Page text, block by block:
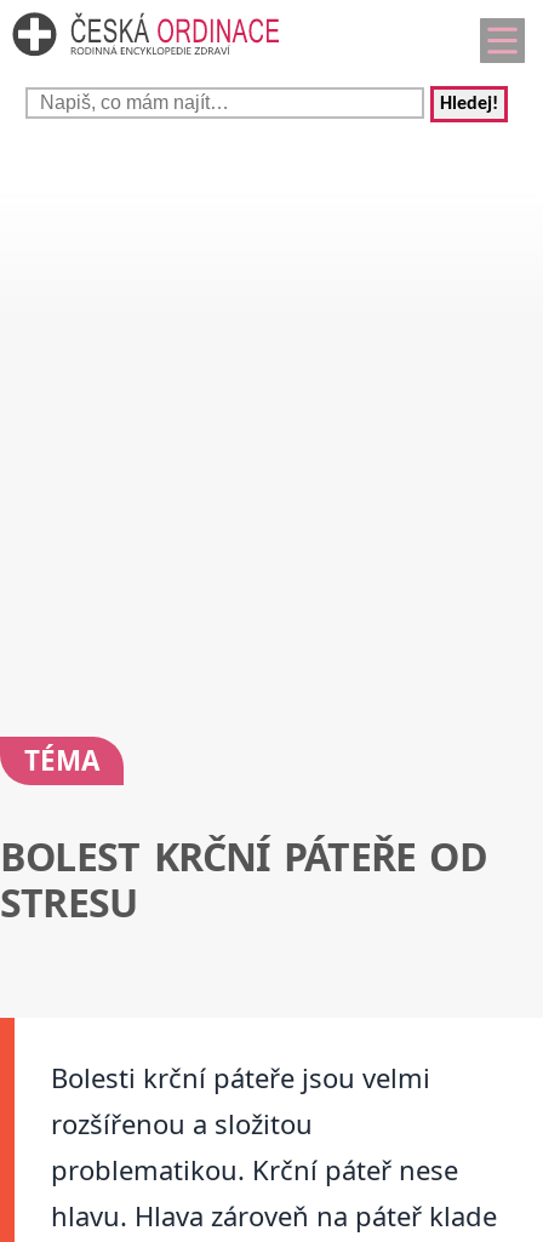
Hledej!
TÉMA
BOLEST KRČNÍ PÁTEŘE OD
STRESU
Bolesti krční páteře jsou velmi
rozšířenou a složitou
problematikou. Krční páteř nese
hlavu. Hlava zároveň na páteř klade